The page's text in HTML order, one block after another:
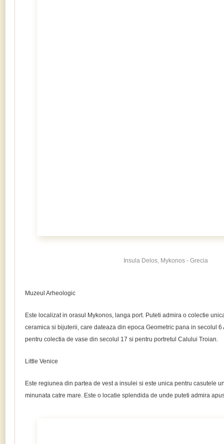
Insula Delos, Mykonos - Grecia
Muzeul Arheologic
Este localizat in orasul Mykonos, langa port. Puteti admira o colectie
ceramica si bijuterii, care dateaza din epoca Geometric pana in secolul 6
pentru colectia de vase din secolul 17 si pentru portretul Calului Troian.
Little Venice
Este regiunea din partea de vest a insulei si este unica pentru casutele
minunata catre mare. Este o locatie splendida de unde puteti admira